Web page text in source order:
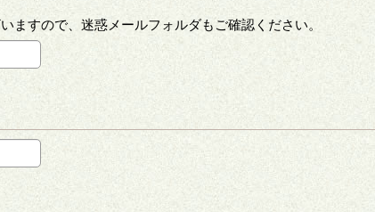
ますので、迷惑メールフォルダもご確認ください。